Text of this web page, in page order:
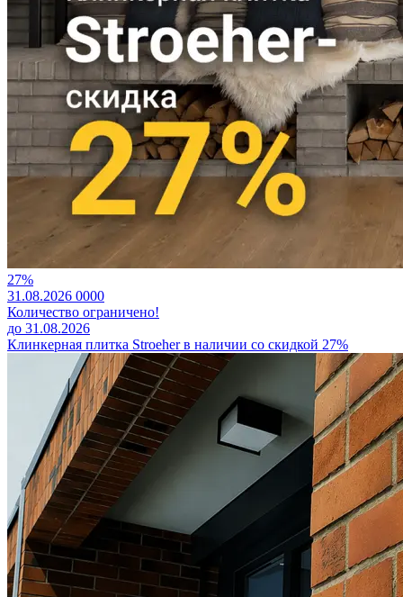
27%
31.08.2026 0000
Количество ограничено!
до 31.08.2026
Клинкерная плитка Stroeher в наличии со скидкой 27%